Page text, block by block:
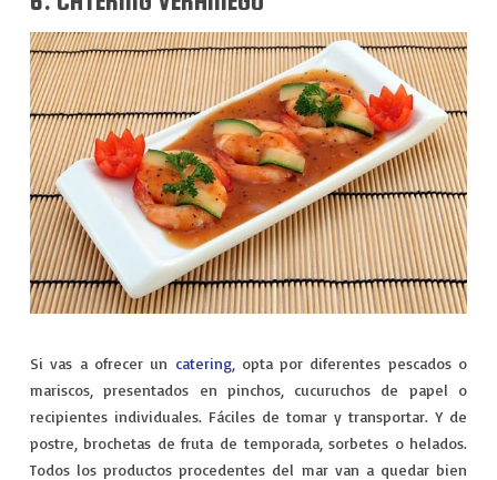
Si vas a ofrecer un catering, opta por diferentes pescados o
mariscos, presentados en pinchos, cucuruchos de papel o
recipientes individuales. Fáciles de tomar y transportar. Y de
postre, brochetas de fruta de temporada, sorbetes o helados.
Todos los productos procedentes del mar van a quedar bien